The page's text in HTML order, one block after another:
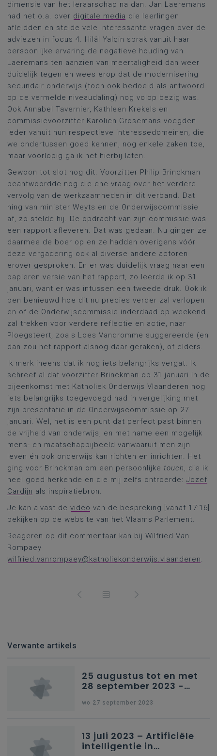
dimensie van het leraarschap na dan. Jan Laeremans
had het o.a. over digitale media die leerlingen
afleidden en stelde vele interessante vragen over de
adviezen in focus 4. Hilâl Yalçin sprak vanuit haar
persoonlijke ervaring de negatieve houding van
Laeremans ten aanzien van meertaligheid dan weer
duidelijk tegen en wees erop dat de modernisering
secundair onderwijs (toch ook bedoeld als antwoord
op de vermelde niveaudaling) nog volop bezig was.
Ook Annabel Tavernier, Kathleen Krekels en
commissievoorzitter Karolien Grosemans voegden
ieder vanuit hun respectieve interessedomeinen, die
we ondertussen goed kennen, nog enkele zaken toe,
maar voorlopig ga ik het hierbij laten.
Gewoon tot slot nog dit. Voorzitter Philip Brinckman
beantwoordde nog die ene vraag over het verdere
vervolg van de werkzaamheden in dit verband. Dat
hing van minister Weyts en de Onderwijscommissie
af, zo stelde hij. De opdracht van zijn commissie was
een rapport afleveren. Dat was gedaan. Nu gingen ze
daarmee de boer op en ze hadden overigens vóór
deze vergadering ook al diverse andere actoren
erover gesproken. En er was duidelijk vraag naar een
papieren versie van het rapport, zo leerde ik op 31
januari, want er was intussen een tweede druk. Ook ik
ben benieuwd hoe dit nu precies verder zal verlopen
en of de Onderwijscommissie inderdaad op weekend
zal trekken voor verdere reflectie en actie, naar
Ploegsteert, zoals Loes Vandromme suggereerde (en
dan zou het rapport alsnog daar geraken), of elders.
Ik merk ineens dat ik nog iets belangrijks vergat. Ik
schreef al dat voorzitter Brinckman op 31 januari in de
bijeenkomst met Katholiek Onderwijs Vlaanderen nog
iets belangrijks toegevoegd had in vergelijking met
zijn presentatie in de Onderwijscommissie op 27
januari. Wel, het is een punt dat perfect past binnen
de vrijheid van onderwijs, en met name een mogelijk
mens- en maatschappijbeeld vanwaaruit men zijn
leven én ook onderwijs kan richten en inrichten. Het
ging voor Brinckman om een persoonlijke touch, die ik
heel goed herkende en die mij zelfs ontroerde: Jozef
Cardijn als inspiratiebron.
Je kan alvast de video van de bespreking [vanaf 17:16]
bekijken op de website van het Vlaams Parlement.
Reageren op dit commentaar kan bij Wilfried Van
Rompaey
wilfried.vanrompaey@katholiekonderwijs.vlaanderen.
Verwante artikels
25 augustus tot en met
28 september 2023 -
wo 27 september 2023
13 juli 2023 – Artificiële
intelligentie in